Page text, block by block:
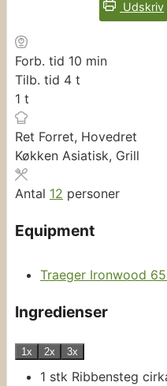
Udskriv
Forb. tid 10 minutter
min
Tilb. tid 4timer
t
1 time
t
Ret Forret, Hovedret
Køkken Asiatisk, Grill
Antal 12 personer
Equipment
Traeger Ironwood
Ingredienser
1x 2x 3x
1 stk Ribbensteg